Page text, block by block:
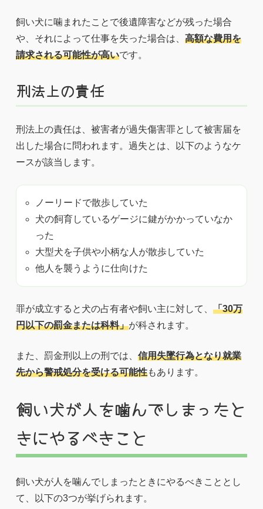
飼い犬に噛まれたことで後遺障害などが残った場合
や、それによって仕事を失った場合は、 高額な費用を
請求される可能性が高いです。
刑法上の責任
刑法上の責任は、被害者が過失傷害罪として被害届を
出した場合に問われます。過失とは、以下のようなケ
ースが該当します。
ノーリードで散歩していた
犬の飼育しているゲージに鍵がかかっていなか
った
大型犬を子供や小柄な人が散歩していた
他人を襲うように仕向けた
罪が成立すると犬の占有者や飼い主に対して、 「30万
円以下の罰金または科料」が科されます。
また、罰金刑以上の刑では、 信用失墜行為となり就業
先から警戒処分を受ける可能性もあります。
飼い犬が人を噛んでしまったと
きにやるべきこと
飼い犬が人を噛んでしまったときにやるべきこととし
て、以下の3つが挙げられます。